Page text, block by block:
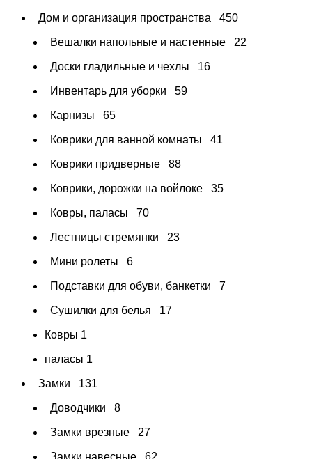
Дом и организация пространства 450
Вешалки напольные и настенные 22
Доски гладильные и чехлы 16
Инвентарь для уборки 59
Карнизы 65
Коврики для ванной комнаты 41
Коврики придверные 88
Коврики, дорожки на войлоке 35
Ковры, паласы 70
Лестницы стремянки 23
Мини ролеты 6
Подставки для обуви, банкетки 7
Сушилки для белья 17
Ковры 1
паласы 1
Замки 131
Доводчики 8
Замки врезные 27
Замки навесные 62